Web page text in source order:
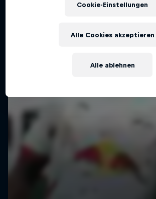
Cookie-Einstellungen
Alle ablehnen
Alle Cookies akzeptieren